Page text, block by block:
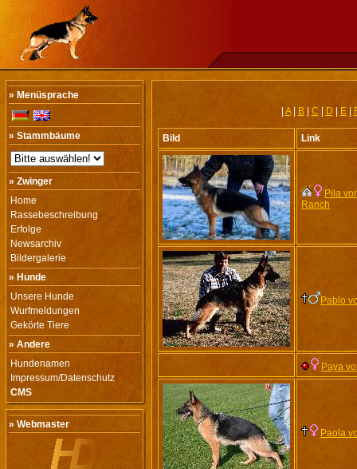
» Menüsprache
» Stammbäume
» Zwinger
Home
Rassebeschreibung
Erfolge
Newsarchiv
Bildergalerie
» Hunde
Unsere Hunde
Wurfmeldungen
Gekörte Tiere
» Andere
Hundenamen
Impressum/Datenschutz
CMS
» Webmaster
A| B| C D E|
Bild Link
Pila
Ranch
Pablo
Paya
Paola